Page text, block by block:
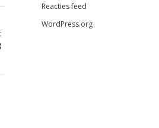
Reacties feed
WordPress.org